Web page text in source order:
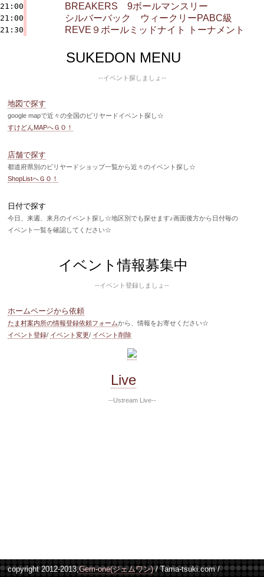
21:00 BREAKERS 9ボールマンスリー
21:00 シルバーバック ウィークリーPABC級
21:30 REVE９ボールミッドナイト トーナメント
SUKEDON MENU
--イベント探しましょ--
地図で探す
google mapで近々の全国のビリヤードイベント探し☆
すけどんMAPへＧＯ！
店舗で探す
都道府県別のビリヤードショップ一覧から近々のイベント探し☆
ShopListへＧＯ！
日付で探す
今日、来週、来月のイベント探し☆地区別でも探せます♪画面後方から日付毎の
イベント一覧を確認してください☆
イベント情報募集中
--イベント登録しましょ--
ホームページから依頼
たま村案内所の情報登録依頼フォームから、情報をお寄せください☆
イベント登録/ イベント変更/ イベント削除
Live
--Ustream Live--
copyright 2012-2013,Gem-one(ジェムワン)/ Tama-tsuki.com /